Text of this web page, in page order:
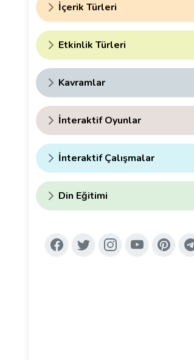
İçerik Türleri
Etkinlik Türleri
Kavramlar
İnteraktif Oyunlar
İnteraktif Çalışmalar
Din Eğitimi